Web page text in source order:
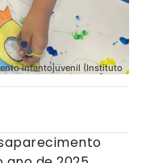
infantojuvenil (Instituto